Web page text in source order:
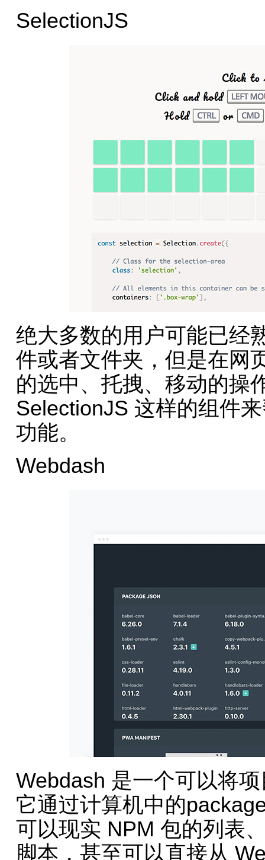
SelectionJS
绝大多数的用户可能已经
件或者文件夹，但是在网
的选中、托拽、移动的操
SelectionJS 这样的组件
功能。
Webdash
Webdash 是一个可以将
它通过计算机中的
可以现实 NPM 包的列表
脚本，甚至可以直接从